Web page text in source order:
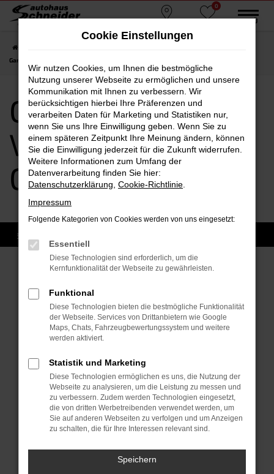
Zum
0
MENÜ
Garching
CUPRA Leon
Vorführwagen
Garching
Fehler: Network Error
Beim Laden ist ein Fehler aufgetreten.
Hier sind ein paar Tipps, die dir helfen können:
Internetverbindung.
Laden andere Webseiten, zum Beispiel deine
Suchmaschine?
Prüfe deine Browsererweiterungen.
Manche Erweiterungen, wie Werbeblocker,
verhindern. Funktioniert die Seite in einem
anderen Browser oder in einem privaten
Cookie Einstellungen
Wir nutzen Cookies, um Ihnen die bestmögliche
Nutzung unserer Webseite zu ermöglichen und unsere
Kommunikation mit Ihnen zu verbessern. Wir
berücksichtigen hierbei Ihre Präferenzen und
verarbeiten Daten für Marketing und Statistiken nur,
wenn Sie uns Ihre Einwilligung geben. Wenn Sie zu
einem späteren Zeitpunkt Ihre Meinung ändern, können
Sie die Einwilligung jederzeit für die Zukunft widerrufen.
Weitere Informationen zum Umfang der
Datenverarbeitung finden Sie hier:
Datenschutzerklärung Cookie-Richtlinie
Impressum
Folgende Kategorien von Cookies werden von uns eingesetzt:
Essentiell
Diese Technologien sind erforderlich, um die
Kernfunktionalität der Webseite zu gewährleisten.
Funktional
Diese Technologien bieten die bestmögliche Funktionalität
der Webseite. Services von Drittanbietern wie Google
Maps, Chats, Fahrzeugbewertungssystem und weitere
werden aktiviert.
Statistik und Marketing
Diese Technologien ermöglichen es uns, die Nutzung der
Webseite zu analysieren, um die Leistung zu messen und
zu verbessern. Zudem werden Technologien eingesetzt,
die von dritten Werbetreibenden verwendet werden, um
Sie auf anderen Webseiten zu verfolgen und um Anzeigen
zu schalten, die für Ihre Interessen relevant sind.
Speichern